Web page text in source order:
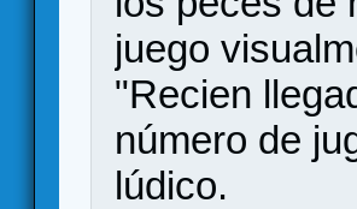
juego
"Recien
número de
lúdico.